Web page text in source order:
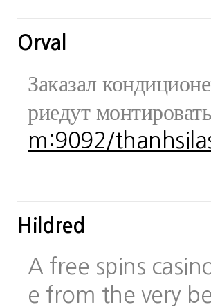
Orval
Заказал
риедут
m:9092/
Hildred
A free spins
e from the very